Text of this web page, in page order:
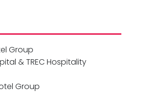
Group
& TREC Hospitality
Group